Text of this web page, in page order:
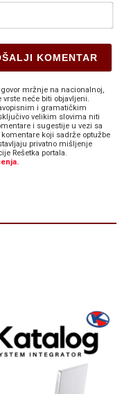
E-
mržnje na nacionalnoj,
neće biti objavljeni.
i gramatičkim
velikim slovima niti
i sugestije u vezi sa
koji sadrže optužbe
privatno mišljenje
Rešetka portala.